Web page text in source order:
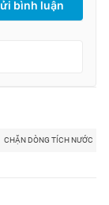
bình luận
CHẶN DÒNG TÍCH NƯỚC